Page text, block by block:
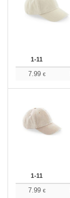
1-11
7.99 €
1-11
7.99 €